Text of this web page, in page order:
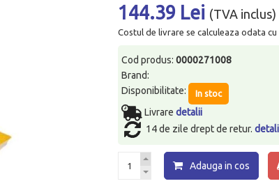
144.39 Lei (TVA inclus)
Costul de livrare se calculeaza odata
Cod produs:0000271008
Brand:
Disponibilitate:
In stoc
Livraredetalii
14 de zile drept de retur.
Adauga in cos